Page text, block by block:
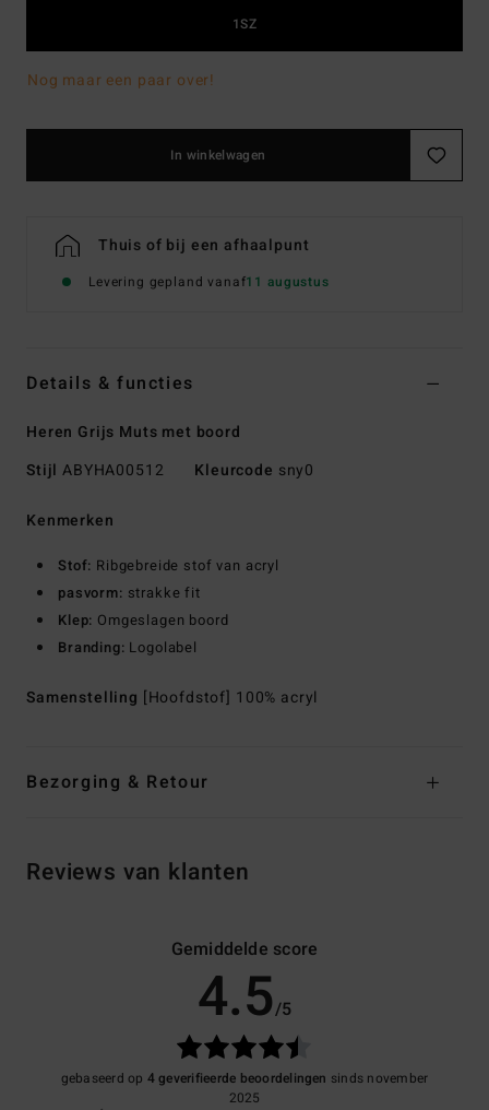
1SZ
Nog maar een paar over!
In winkelwagen
Thuis of bij een afhaalpunt
Levering gepland vanaf11 augustus
Details & functies
Heren Grijs Muts met boord
Stijl ABYHA00512 Kleurcode sny0
Kenmerken
Stof: Ribgebreide stof van acryl
pasvorm: strakke fit
Klep: Omgeslagen boord
Branding: Logolabel
Samenstelling [Hoofdstof] 100% acryl
Bezorging & Retour
Reviews van klanten
Gemiddelde score
4.5/5
gebaseerd op 4 geverifieerde beoordelingen sinds november
2025